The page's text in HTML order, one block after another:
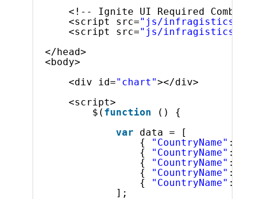
<!-- Ignite UI Required
<script src="js/
<script src="js/
</head>
<body>
<div id="chart"></div>
<script>
$( function
() {
var
data = [
{
"CountryName" :
{
"CountryName" :
{
"CountryName" :
{
"CountryName" :
{
"CountryName" :
];